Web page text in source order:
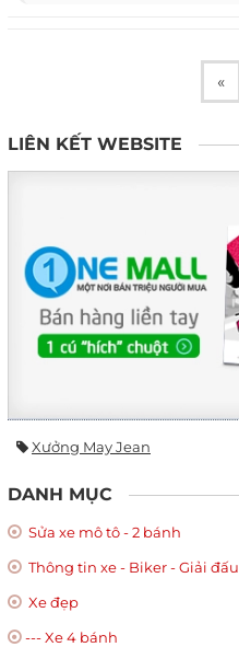
«
LIÊN KẾT WEBSITE
Xưởng May Jean
DANH MỤC
Sửa xe mô tô - 2 bánh
Thông tin xe - Biker - Giải đấu
Xe đẹp
--- Xe 4 bánh